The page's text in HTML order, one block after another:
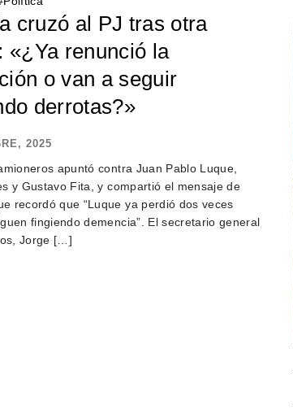
cruzó al PJ tras otra
«¿Ya renunció la
o van a seguir
derrotas?»
2025
apuntó contra Juan Pablo Luque,
y Gustavo Fita, y compartió el mensaje de
recordó que “Luque ya perdió dos veces
fingiendo demencia”. El secretario general
Jorge […]